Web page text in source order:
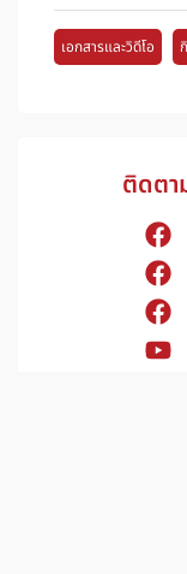
เอกสารและวิดีโอ
ติดตา